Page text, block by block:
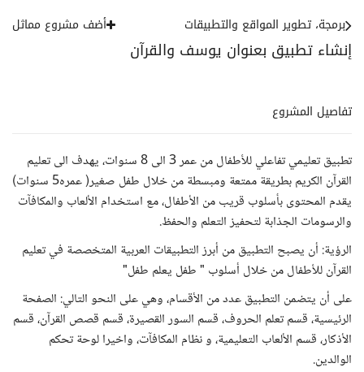
إنشاء تطبيق بعنوان يوسف والقرآن
برمجة، تطوير المواقع والتطبيقات أضف مشروع مماثل
تفاصيل المشروع
تطبيق تعليمي تفاعلي للأطفال من عمر 3 الى 8 سنوات، يهدف الى تعليم
القرآن الكريم بطريقة ممتعة ومبسطة من خلال طفل صغير( عمره5 سنوات)
يقدم المحتوى بأسلوب قريب من الأطفال، مع استخدام الألعاب والمكافآت
والرسومات الجذابة لتحفيز التعلم والحفظ.
الرؤية: أن يصبح التطبيق من أبرز التطبيقات العربية المتخصصة في تعليم
القرآن للأطفال من خلال أسلوب " طفل يعلم طفل"
على أن يتضمن التطبيق عدد من الأقسام، وهي على النحو التالي: الصفحة
الرئيسية، قسم تعلم الحروف، قسم السور القصيرة، قسم قصص القرآن، قسم
الأذكار، قسم الألعاب التعليمية، و نظام المكافآت، واخيرا لوحة تحكم
الوالدين.